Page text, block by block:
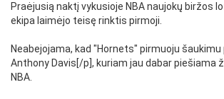
Praėjusią naktį vykusioje NBA naujokų biržos
ekipa laimėjo teisę rinktis pirmoji.
Neabejojama, kad "Hornets" pirmuoju
Anthony Davis[/p], kuriam jau dabar piešiama
NBA.